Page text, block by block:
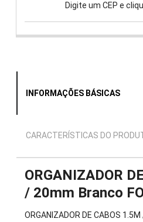
Digite um CEP e
INFORMAÇÕES BÁSICAS
CARACTERÍSTICAS DO
ORGANIZADOR
/ 20mm Branco
ORGANIZADOR DE CABOS